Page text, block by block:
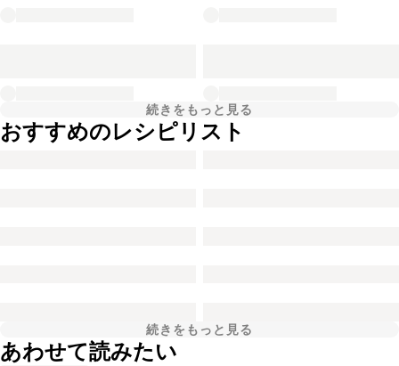
続きをもっと見る
おすすめのレシピリスト
続きをもっと見る
あわせて読みたい